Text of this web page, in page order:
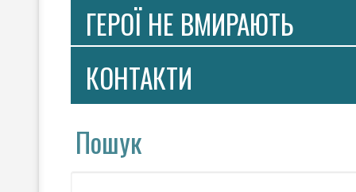
ГЕРОЇ НЕ ВМИРАЮТЬ
КОНТАКТИ
Пошук